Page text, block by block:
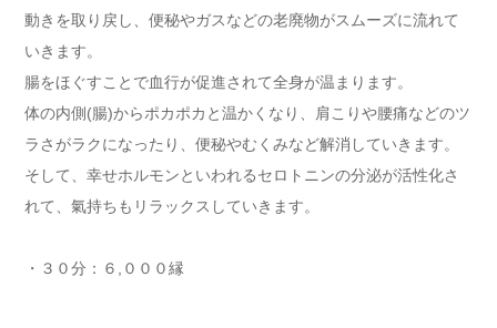
動きを取り戻し、便秘やガスなどの老廃物がスムーズに流れて
いきます。
腸をほぐすことで血行が促進されて全身が温まります。
体の内側(腸)からポカポカと温かくなり、肩こりや腰痛などのツ
ラさがラクになったり、便秘やむくみなど解消していきます。
そして、幸せホルモンといわれるセロトニンの分泌が活性化さ
れて、氣持ちもリラックスしていきます。
・３０分：６,０００縁